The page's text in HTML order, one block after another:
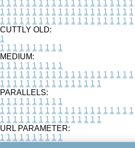
1 1 1 1 1 1 1 1 1 1 1 1 1 1 1 1 1 1 1 1 1
1 1 1 1 1 1 1 1 1 1 1 1 1 1 1 1 1 1 1 1 1
1 1 1 1 1 1 1 1 1 1 1 1 1 1 1 1 1 1 1 1 1
CUTTLY OLD:
1
1 1 1 1 1 1 1 1 1 1
MEDIUM:
1 1 1 1 1 1 1 1 1 1
1 1 1 1 1 1 1 1 1 1 1 1 1 1 1 1 1 1 1 1 1
1 1 1 1 1 1 1 1 1 1 1 1 1 1 1 1
PARALLELS:
1 1 1 1 1 1 1 1 1 1
1 1 1 1 1 1 1 1 1 1 1 1 1 1 1 1 1 1 1 1 1
1 1 1 1 1 1 1 1 1 1 1 1 1 1 1 1
URL PARAMETER:
1 1 1 1 1 1 1 1 1 1